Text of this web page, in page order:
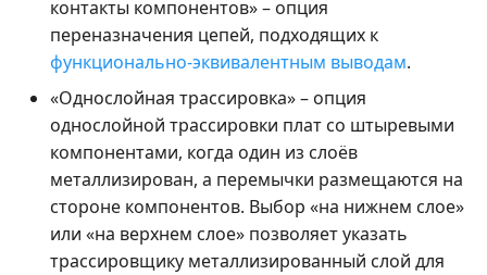
контакты компонентов» – опция
переназначения цепей, подходящих к
функционально-эквивалентным выводам.
«Однослойная трассировка» – опция
однослойной трассировки плат со штыревыми
компонентами, когда один из слоёв
металлизирован, а перемычки размещаются на
стороне компонентов. Выбор «на нижнем слое»
или «на верхнем слое» позволяет указать
трассировщику металлизированный слой для